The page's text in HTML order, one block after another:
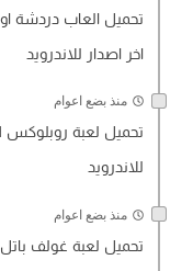
اخر اصدار للاندرويد
منذ بضع اعوام
للاندرويد
منذ بضع اعوام